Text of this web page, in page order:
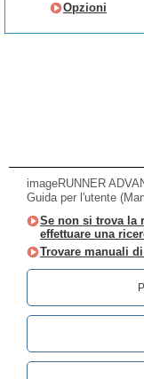
Opzioni
imageRUNNER
Guida per l'utente
Se non si trova la
effettuare una
Trovare manuali